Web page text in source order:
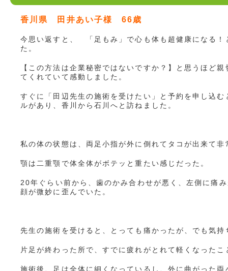
香川県 田井あい子様 66歳
今思い返すと、 「足もみ」で心も体も超健康になる！
た。
【この方法は企業秘密ではないですか？】と思うほど
てくれていて感動しました。
すぐに「田辺先生の施術を受けたい」と予約を申し込
ルがあり、香川から石川へと訪ねました。
私の体の状態は、両足小指が外に倒れてタコが出来て
顎は二重顎で体全体がボテッと重たい感じだった。
20年ぐらい前から、歯のかみ合わせが悪く、左側に痛
顔が微妙に歪んでいた。
先生の施術を受けると、とっても痛かったが、でも気持
片足が終わった所で、すでに疲れがとれて軽くなった
施術後、足は全体に細くなっているし、外に曲がった